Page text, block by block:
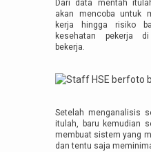
Dari data mentah
akan mencoba untuk
kerja hingga risiko
kesehatan pekerja
bekerja.
Setelah menganalisis
itulah, baru kemudian
membuat sistem yang
dan tentu saja